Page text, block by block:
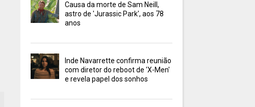
Causa da morte de Sam Neill,
astro de 'Jurassic Park', aos 78
anos
Inde Navarrette confirma reunião
com diretor do reboot de 'X-Men'
e revela papel dos sonhos